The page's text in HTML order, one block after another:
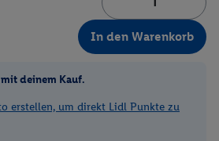
In den Warenkorb
deinem Kauf.
erstellen, um direkt Lidl Punkte zu